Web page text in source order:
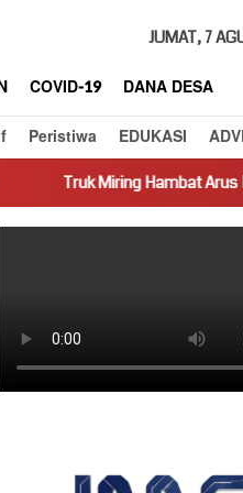
JUMAT, 7
COVID-19
DANA DESA
Peristiwa EDUKASI
Arus Lalu Lintas di Jalan